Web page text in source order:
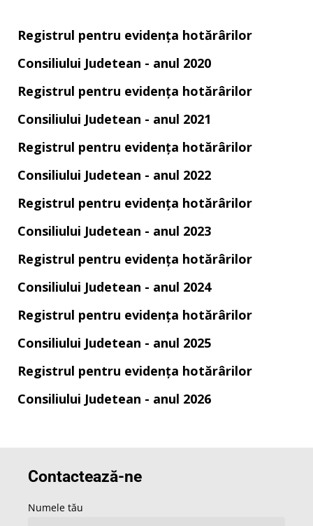
Registrul pentru evidența hotărârilor
Consiliului Judetean - anul 2020
Registrul pentru evidența hotărârilor
Consiliului Judetean - anul 2021
Registrul pentru evidența hotărârilor
Consiliului Judetean - anul 2022
Registrul pentru evidența hotărârilor
Consiliului Judetean - anul 2023
Registrul pentru evidența hotărârilor
Consiliului Judetean - anul 2024
Registrul pentru evidența hotărârilor
Consiliului Judetean - anul 2025
Registrul pentru evidența hotărârilor
Consiliului Judetean - anul 2026